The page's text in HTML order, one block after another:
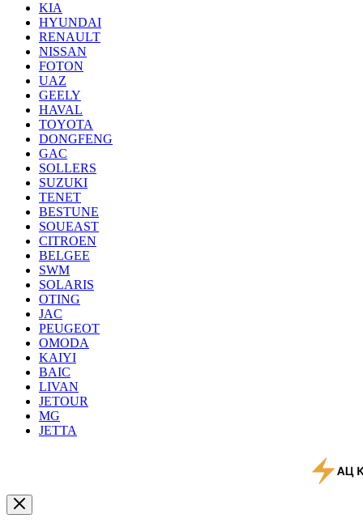
KIA
HYUNDAI
RENAULT
NISSAN
FOTON
UAZ
GEELY
HAVAL
TOYOTA
DONGFENG
GAC
SOLLERS
SUZUKI
TENET
BESTUNE
SOUEAST
CITROEN
BELGEE
SWM
SOLARIS
OTING
JAC
PEUGEOT
OMODA
KAIYI
BAIC
LIVAN
JETOUR
MG
JETTA